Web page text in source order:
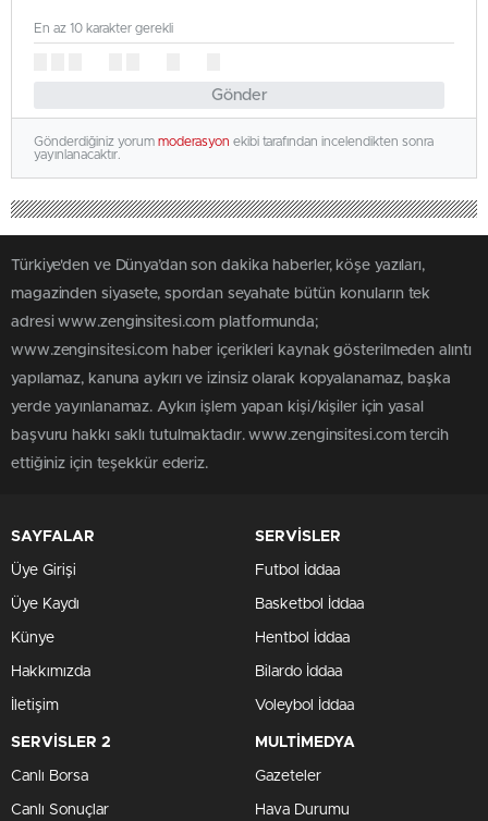
Gönder
En az 10 karakter gerekli
Gönderdiğiniz yorum moderasyon ekibi tarafından incelendikten sonra
yayınlanacaktır.
Türkiye'den ve Dünya’dan son dakika haberler, köşe yazıları,
magazinden siyasete, spordan seyahate bütün konuların tek
adresi www.zenginsitesi.com platformunda;
www.zenginsitesi.com haber içerikleri kaynak gösterilmeden alıntı
yapılamaz, kanuna aykırı ve izinsiz olarak kopyalanamaz, başka
yerde yayınlanamaz. Aykırı işlem yapan kişi/kişiler için yasal
başvuru hakkı saklı tutulmaktadır. www.zenginsitesi.com tercih
ettiğiniz için teşekkür ederiz.
SAYFALAR
Üye Girişi
Üye Kaydı
Künye
Hakkımızda
İletişim
SERVİSLER
Futbol İddaa
Basketbol İddaa
Hentbol İddaa
Bilardo İddaa
Voleybol İddaa
SERVİSLER 2
Canlı Borsa
Canlı Sonuçlar
MULTİMEDYA
Gazeteler
Hava Durumu